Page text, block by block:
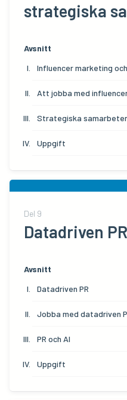
strategiska
Avsnitt
Influencer marketing
Att jobba med
Strategiska
Uppgift
Del 9
Datadriven PR
Avsnitt
Datadriven PR
Jobba med datadriven
PR och AI
Uppgift